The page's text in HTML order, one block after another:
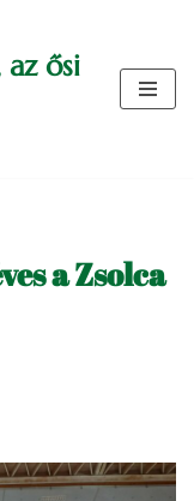
ősi
a Zsolca